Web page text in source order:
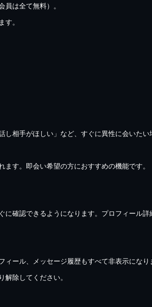
は全て無料）。
。
し相手がほしい」など、すぐに異性に会いた
す。即会い希望の方におすすめの機能です。
確認できるようになります。プロフィール詳
ール、メッセージ履歴もすべて非表示にな
除してください。